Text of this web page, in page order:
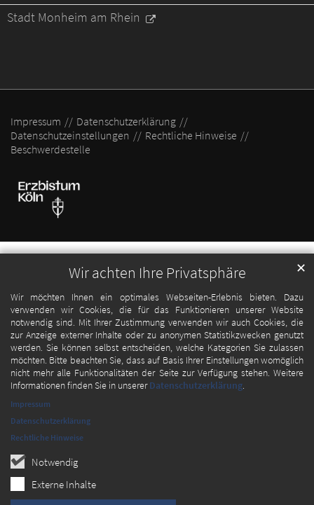
Wir achten Ihre Privatsphäre
Wir möchten Ihnen ein optimales Webseiten-Erlebnis bieten. Dazu
verwenden wir Cookies, die für das Funktionieren unserer Website
notwendig sind. Mit Ihrer Zustimmung verwenden wir auch Cookies, die
zur Anzeige externer Inhalte oder zu anonymen Statistikzwecken genutzt
werden. Sie können selbst entscheiden, welche Kategorien Sie zulassen
möchten. Bitte beachten Sie, dass auf Basis Ihrer Einstellungen womöglich
nicht mehr alle Funktionalitäten der Seite zur Verfügung stehen. Weitere
Informationen finden Sie in unsererDatenschutzerklärung.
Notwendig
Externe Inhalte
✕
Impressum
Datenschutzerklärung
Rechtliche Hinweise
Stadt Monheim am Rhein
Impressum
Datenschutzerklärung
Datenschutzeinstellungen
Rechtliche Hinweise
Beschwerdestelle